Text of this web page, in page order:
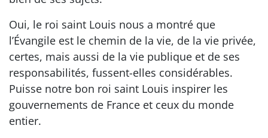
Oui, le roi saint Louis nous a montré que
l’Évangile est le chemin de la vie, de la vie privée,
certes, mais aussi de la vie publique et de ses
responsabilités, fussent-elles considérables.
Puisse notre bon roi saint Louis inspirer les
gouvernements de France et ceux du monde
entier.